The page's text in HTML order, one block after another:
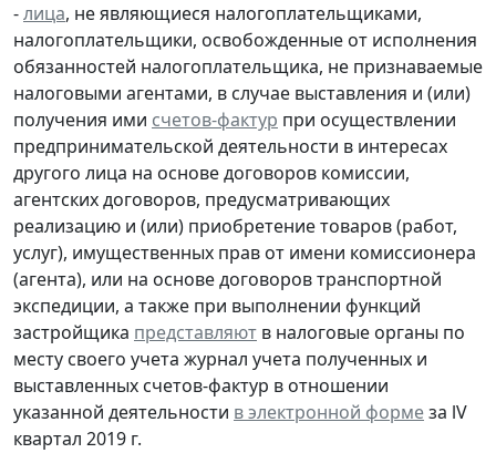
-лица, не являющиеся налогоплательщиками,
налогоплательщики, освобожденные от исполнения
обязанностей налогоплательщика, не признаваемые
налоговыми агентами, в случае выставления и (или)
получения ими счетов-фактур при осуществлении
предпринимательской деятельности в интересах
другого лица на основе договоров комиссии,
агентских договоров, предусматривающих
реализацию и (или) приобретение товаров (работ,
услуг), имущественных прав от имени комиссионера
(агента), или на основе договоров транспортной
экспедиции, а также при выполнении функций
застройщика представляют в налоговые органы по
месту своего учета журнал учета полученных и
выставленных счетов-фактур в отношении
указанной деятельности в электронной формеза lV
квартал 2019 г.